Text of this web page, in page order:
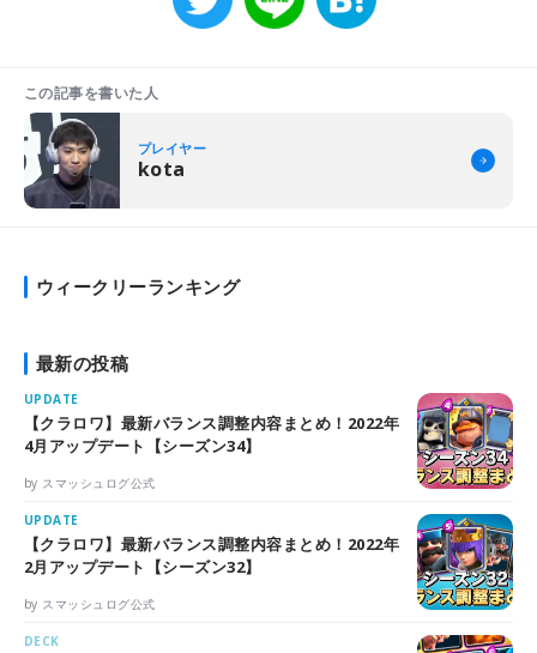
この記事を書いた人
プレイヤー
kota
ウィークリーランキング
最新の投稿
UPDATE
【クラロワ】最新バランス調整内容まとめ！2022年
4月アップデート【シーズン34】
by スマッシュログ公式
UPDATE
【クラロワ】最新バランス調整内容まとめ！2022年
2月アップデート【シーズン32】
by スマッシュログ公式
DECK